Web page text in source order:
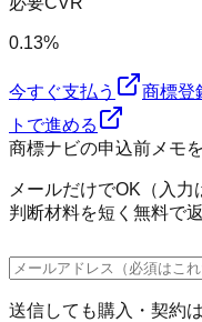
0.13%
今すぐ支払う 商標登
トで進める
商標ナビの申込前メモ
メールだけでOK（入
判断材料を短く無料で
送信しても購入・契約